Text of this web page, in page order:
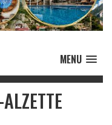
MENU